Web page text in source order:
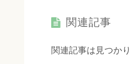
関連記事
関連記事は見つか